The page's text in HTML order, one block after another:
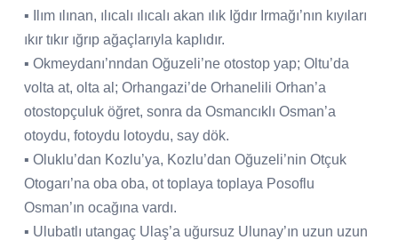
▪ Ilım ılınan, ılıcalı ılıcalı akan ılık Iğdır Irmağı’nın kıyıları
ıkır tıkır ığrıp ağaçlarıyla kaplıdır.
▪ Okmeydanı’nndan Oğuzeli’ne otostop yap; Oltu’da
volta at, olta al; Orhangazi’de Orhanelili Orhan’a
otostopçuluk öğret, sonra da Osmancıklı Osman’a
otoydu, fotoydu lotoydu, say dök.
▪ Oluklu’dan Kozlu’ya, Kozlu’dan Oğuzeli’nin Otçuk
Otogarı’na oba oba, ot toplaya toplaya Posoflu
Osman’ın ocağına vardı.
▪ Ulubatlı utangaç Ulaş’a uğursuz Ulunay’ın uzun uzun